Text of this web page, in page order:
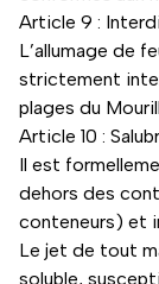
Article 9 :
L’allumage de
strictement
plages du
Article 10 :
Il est
dehors des
conteneurs) et
Le jet de tout
soluble,